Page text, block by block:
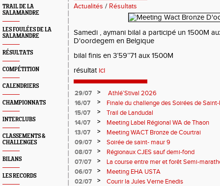
TRAIL DE LA
SALAMANDRE
LES FOULÉES DE LA
SALAMANDRE
RÉSULTATS
COMPÉTITION
CALENDRIERS
CHAMPIONNATS
INTERCLUBS
CLASSEMENTS &
CHALLENGES
BILANS
LES RECORDS
Actualités / Résultats
Samedi , aymani bilal a participé un 1500M
D'oordegem en Belgique
bilal finis en 3’59’’71 aux 1500M
résultat ici
29/07 >
Athlé’Stival 2026
16/07
>
Finale du challenge des Soirées de
15/07
>
Trail de Landudal
14/07
>
Meeting Label Régional WA de Thaon
13/07
>
Meeting WACT Bronze de Courtrai
09/07
>
Soirée de saint- maur 9
08/07
>
Régionaux CJES sauf demi-fond
07/07
>
La course entre mer et forêt Semi-
Plage
06/07 >
Meeting EHA USTA
02/07
>
Courir la Jules Verne Enedis